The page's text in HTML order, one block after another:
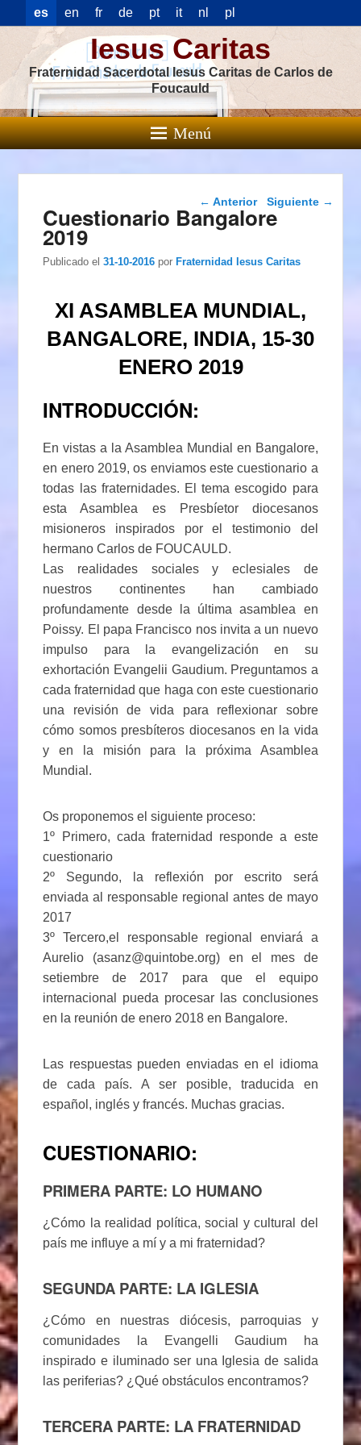
es en fr de pt it nl pl
Iesus Caritas
Fraternidad Sacerdotal Iesus Caritas de Carlos de
Foucauld
Menú
Navegación de
entradas
← Anterior Siguiente →
Cuestionario Bangalore
2019
Publicado el 31-10-2016 porFraternidad Iesus Caritas
XI ASAMBLEA MUNDIAL,
BANGALORE, INDIA, 15-30
ENERO 2019
INTRODUCCIÓN:
En vistas a la Asamblea Mundial en Bangalore,
en enero 2019, os enviamos este cuestionario a
todas las fraternidades. El tema escogido para
esta Asamblea es Presbíetor diocesanos
misioneros inspirados por el testimonio del
hermano Carlos de FOUCAULD.
Las realidades sociales y eclesiales de
nuestros continentes han cambiado
profundamente desde la última asamblea en
Poissy. El papa Francisco nos invita a un nuevo
impulso para la evangelización en su
exhortación Evangelii Gaudium. Preguntamos a
cada fraternidad que haga con este cuestionario
una revisión de vida para reflexionar sobre
cómo somos presbíteros diocesanos en la vida
y en la misión para la próxima Asamblea
Mundial.
Os proponemos el siguiente proceso:
1º Primero, cada fraternidad responde a este
cuestionario
2º Segundo, la reflexión por escrito será
enviada al responsable regional antes de mayo
2017
3º Tercero,el responsable regional enviará a
Aurelio (asanz@quintobe.org) en el mes de
setiembre de 2017 para que el equipo
internacional pueda procesar las conclusiones
en la reunión de enero 2018 en Bangalore.
Las respuestas pueden enviadas en el idioma
de cada país. A ser posible, traducida en
español, inglés y francés. Muchas gracias.
CUESTIONARIO:
PRIMERA PARTE: LO HUMANO
¿Cómo la realidad política, social y cultural del
país me influye a mí y a mi fraternidad?
SEGUNDA PARTE: LA IGLESIA
¿Cómo en nuestras diócesis, parroquias y
comunidades la Evangelli Gaudium ha
inspirado e iluminado ser una Iglesia de salida
las periferias? ¿Qué obstáculos encontramos?
TERCERA PARTE: LA FRATERNIDAD